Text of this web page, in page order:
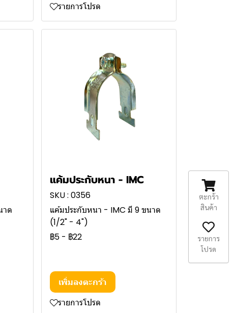
รายการโปรด
าด
แค้มประกับหนา - IMC
SKU : 0356
แค้มประกับหนา - IMC มี 9 ขนาด
(1/2" - 4")
฿5- ฿22
เพิ่มลงตะกร้า
รายการโปรด
ตะกร้า
สินค้า
รายการ
โปรด